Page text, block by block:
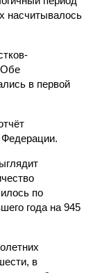
насчитывалось
Обе
в первой
Федерации.
по
года на 945
в